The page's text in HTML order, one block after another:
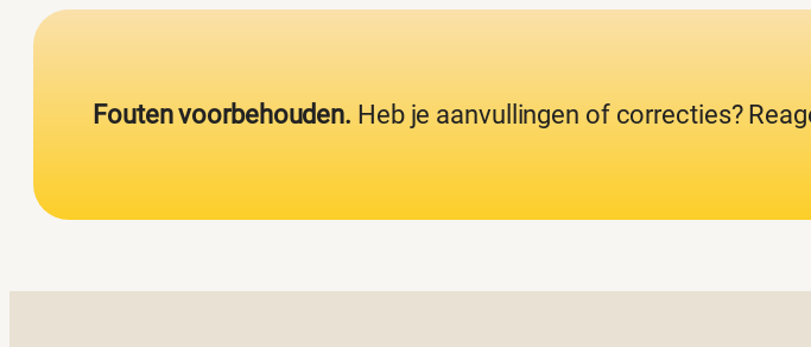
Fouten voorbehouden. Heb je aanvullingen of correcties?